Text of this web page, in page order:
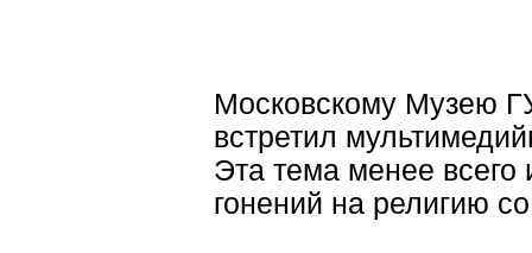
Московскому Музею
встретил
Эта тема менее всего
гонений на религию